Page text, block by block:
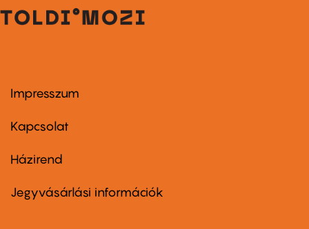
Footer
first
Impresszum
Kapcsolat
Footer
second
Házirend
Jegyvásárlási információk